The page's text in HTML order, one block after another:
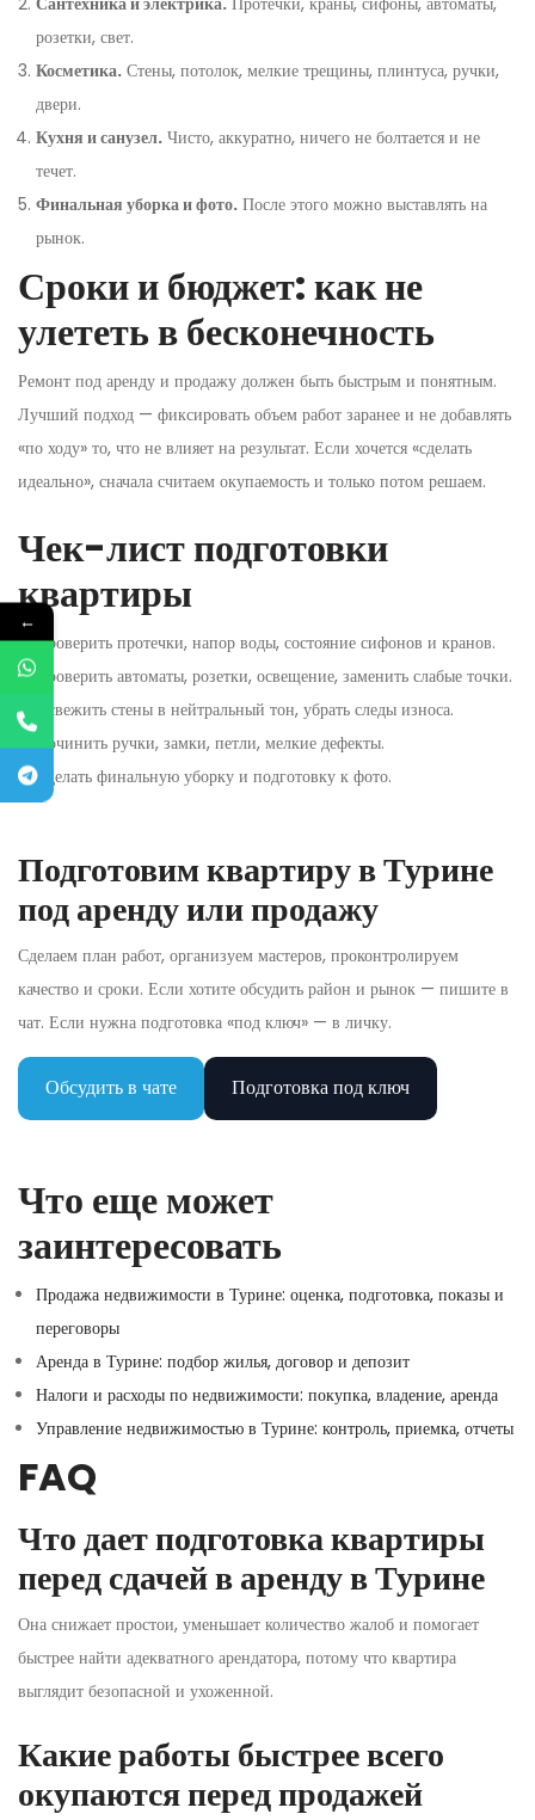
розетки, свет.
Косметика. Стены, потолок, мелкие трещины, плинтуса, ручки,
двери.
Кухня и санузел. Чисто, аккуратно, ничего не болтается и не
течет.
Финальная уборка и фото. После этого можно выставлять на
рынок.
Сроки и бюджет: как не
улететь в бесконечность
Ремонт под аренду и продажу должен быть быстрым и понятным.
Лучший подход — фиксировать объем работ заранее и не добавлять
«по ходу» то, что не влияет на результат. Если хочется «сделать
идеально», сначала считаем окупаемость и только потом решаем.
Чек-лист подготовки
квартиры
Проверить протечки, напор воды, состояние сифонов и кранов.
Проверить автоматы, розетки, освещение, заменить слабые точки.
Освежить стены в нейтральный тон, убрать следы износа.
Починить ручки, замки, петли, мелкие дефекты.
Сделать финальную уборку и подготовку к фото.
Подготовим квартиру в Турине
под аренду или продажу
Сделаем план работ, организуем мастеров, проконтролируем
качество и сроки. Если хотите обсудить район и рынок — пишите в
чат. Если нужна подготовка «под ключ» — в личку.
Обсудить в чате Подготовка под ключ
Что еще может
заинтересовать
Продажа недвижимости в Турине: оценка, подготовка, показы и
переговоры
Аренда в Турине: подбор жилья, договор и депозит
Налоги и расходы по недвижимости: покупка, владение, аренда
Управление недвижимостью в Турине: контроль, приемка, отчеты
FAQ
Что дает подготовка квартиры
перед сдачей в аренду в Турине
Она снижает простои, уменьшает количество жалоб и помогает
быстрее найти адекватного арендатора, потому что квартира
выглядит безопасной и ухоженной.
Какие работы быстрее всего
окупаются перед продажей
←